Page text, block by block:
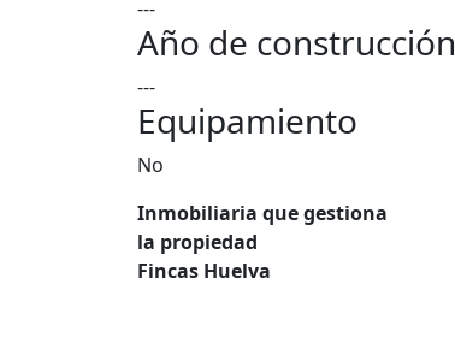
---
Año de construcción
---
Equipamiento
No
Inmobiliaria que gestiona
la propiedad
Fincas Huelva